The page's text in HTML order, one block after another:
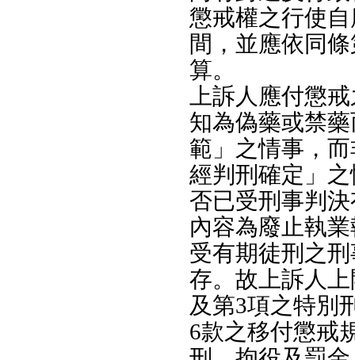
懲戒權之行使
間，並應依同
算。
上訴人應付懲
知為偽藥或禁
範」之情事，
經判刑確定」
否已受刑事判
內容為廢止執
受有期徒刑之
存。故上訴人
及第3項之特別
6款之移付懲戒